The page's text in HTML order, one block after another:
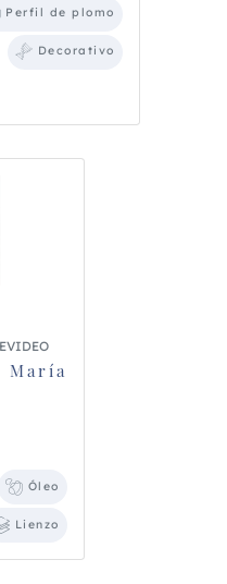
Perfil de plomo
Decorativo
María
Óleo
Lienzo